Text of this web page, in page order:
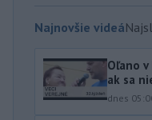
Najnovšie videá
Oľano
ak sa
dnes